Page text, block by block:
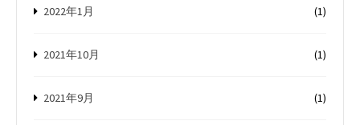
2022年1月 (1)
2021年10月 (1)
2021年9月 (1)